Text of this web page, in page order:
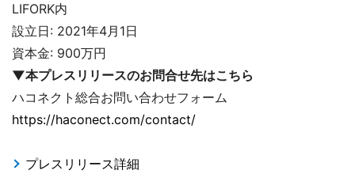
LIFORK内
設立日: 2021年4月1日
資本金: 900万円
▼本プレスリリースのお問合せ先はこちら
ハコネクト総合お問い合わせフォーム
https://haconect.com/contact/
プレスリリース詳細